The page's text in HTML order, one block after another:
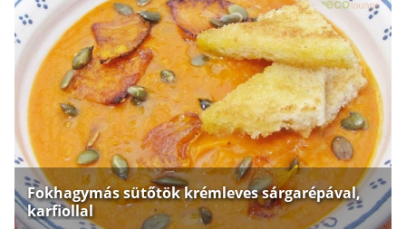
Fokhagymás sütőtök krémleves sárgarépával,
karfiollal